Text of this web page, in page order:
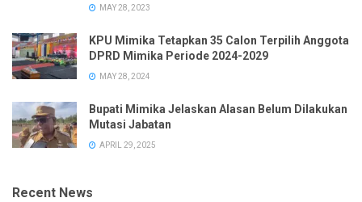
MAY 28, 2023
KPU Mimika Tetapkan 35 Calon Terpilih Anggota
DPRD Mimika Periode 2024-2029
MAY 28, 2024
Bupati Mimika Jelaskan Alasan Belum Dilakukan
Mutasi Jabatan
APRIL 29, 2025
Recent News